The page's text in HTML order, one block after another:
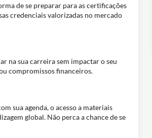
de se preparar para as certificações
credenciais valorizadas no mercado
na sua carreira sem impactar o seu
compromissos financeiros.
sua agenda, o acesso a materiais
global. Não perca a chance de se